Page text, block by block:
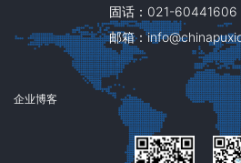
固话：021-60441606
邮箱：
企业博客